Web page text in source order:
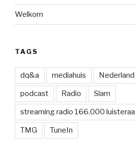
Welkom
TAGS
dq&a mediahuis Nederland
podcast Radio Slam
streaming radio 166.000
TMG TuneIn